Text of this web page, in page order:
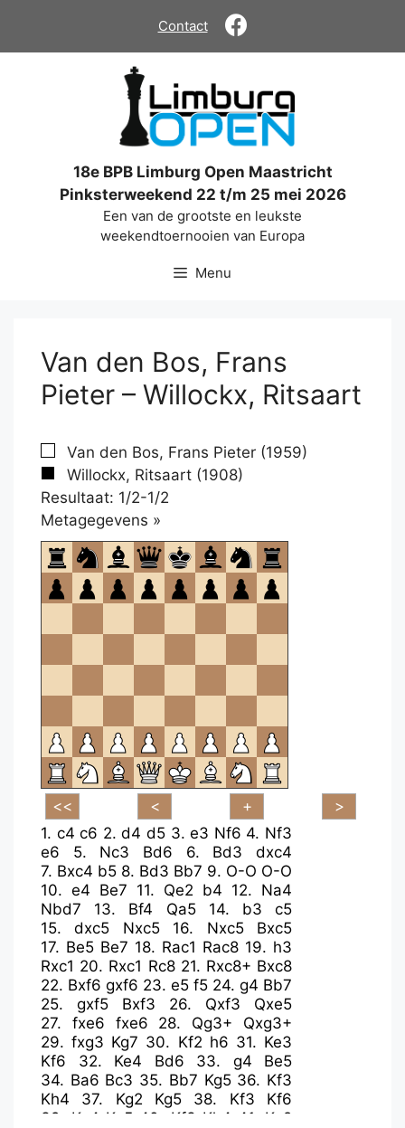
de
Contact
18e BPB Limburg Open Maastricht
Pinksterweekend 22 t/m 25 mei 2026
Een van de grootste en leukste
weekendtoernooien van Europa
Menu
Van den Bos, Frans
Pieter – Willockx, Ritsaart
Van den Bos, Frans Pieter (1959)
Willockx, Ritsaart (1908)
Resultaat: 1/2-1/2
Metagegevens »
om
te
openen.
1. c4 c6 2.d4 d5 3.e3 Nf6 4. Nf3
e6
5. Nc3 Bd6 6. Bd3
dxc4
7. Bxc4 b5 8. Bd3 Bb7 9. O-O O-O
10. e4 Be7 11. Qe2 b4 12. Na4
Nbd7
13. Bf4 Qa5 14. b3
c5
15.dxc5 Nxc5 16. Nxc5
Bxc5
17. Be5 Be7 18. Rac1 Rac8 19. h3
Rxc1 20. Rxc1 Rc8 21. Rxc8+ Bxc8
22. Bxf6 gxf6 23. e5 f5 24. g4 Bb7
25. gxf5 Bxf3 26. Qxf3
Qxe5
27. fxe6 fxe6 28. Qg3+
Qxg3+
29.fxg3 Kg7 30. Kf2 h6 31. Ke3
Kf6
32. Ke4 Bd6 33. g4
Be5
34. Ba6 Bc3 35. Bb7 Kg5 36. Kf3
Kh4
37. Kg2 Kg5 38. Kf3
Kf6
39. Ke4 Kg5 40. Kf3 Kh4 41. Kg2